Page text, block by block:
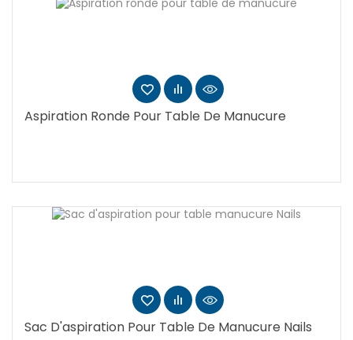
Aspiration Ronde Pour Table De Manucure
Sac D'aspiration Pour Table De Manucure Nails